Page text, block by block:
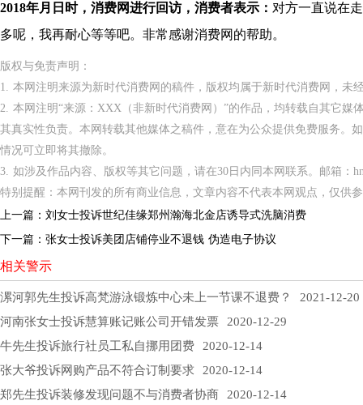
2018年月日时，消费网进行回访，消费者表示： 对方一直说在
多呢，我再耐心等等吧。非常感谢消费网的帮助。
版权与免责声明：
1. 本网注明来源为新时代消费网的稿件，版权均属于新时代消费网，未
2. 本网注明“来源：XXX（非新时代消费网）”的作品，均转载自其它
其真实性负责。本网转载其他媒体之稿件，意在为公众提供免费服务。
情况可立即将其撤除。
3. 如涉及作品内容、版权等其它问题，请在30日内同本网联系。邮箱：
特别提醒：本网刊发的所有商业信息，文章内容不代表本网观点，仅供
上一篇： 刘女士投诉世纪佳缘郑州瀚海北金店诱导式洗脑消费
下一篇： 张女士投诉美团店铺停业不退钱 伪造电子协议
相关警示
漯河郭先生投诉高梵游泳锻炼中心未上一节课不退费？
2021-12-20
河南张女士投诉慧算账记账公司开错发票 2020-12-29
牛先生投诉旅行社员工私自挪用团费 2020-12-14
张大爷投诉网购产品不符合订制要求 2020-12-14
郑先生投诉装修发现问题不与消费者协商 2020-12-14